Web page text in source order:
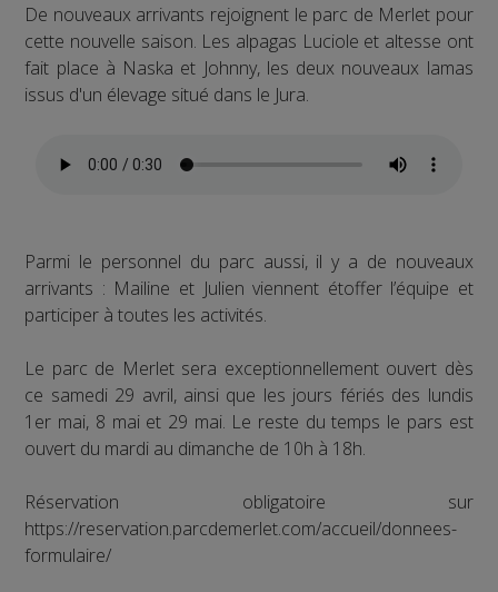
De nouveaux arrivants rejoignent le parc de Merlet pour
cette nouvelle saison. Les alpagas Luciole et altesse ont
fait place à Naska et Johnny, les deux nouveaux lamas
issus d'un élevage situé dans le Jura.
Parmi le personnel du parc aussi, il y a de nouveaux
arrivants : Mailine et Julien viennent étoffer l’équipe et
participer à toutes les activités.
Le parc de Merlet sera exceptionnellement ouvert dès
ce samedi 29 avril, ainsi que les jours fériés des lundis
1er mai, 8 mai et 29 mai. Le reste du temps le pars est
ouvert du mardi au dimanche de 10h à 18h.
Réservation obligatoire sur
https://reservation.parcdemerlet.com/accueil/donnees-
formulaire/